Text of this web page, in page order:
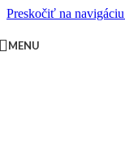
Preskočiť na navigáciu
MENU